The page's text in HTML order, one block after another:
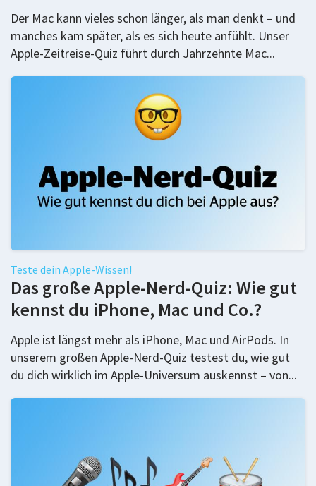
Der Mac kann vieles schon länger, als man denkt – und
manches kam später, als es sich heute anfühlt. Unser
Apple-Zeitreise-Quiz führt durch Jahrzehnte Mac...
Teste dein Apple-Wissen!
Das große Apple-Nerd-Quiz: Wie gut
kennst du iPhone, Mac und Co.?
Apple ist längst mehr als iPhone, Mac und AirPods. In
unserem großen Apple-Nerd-Quiz testest du, wie gut
du dich wirklich im Apple-Universum auskennst – von...